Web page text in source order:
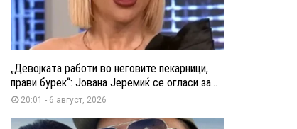
„Девојката работи во неговите пекарници,
прави бурек“: Јована Јеремиќ се огласи за...
20:01 - 6 август, 2026